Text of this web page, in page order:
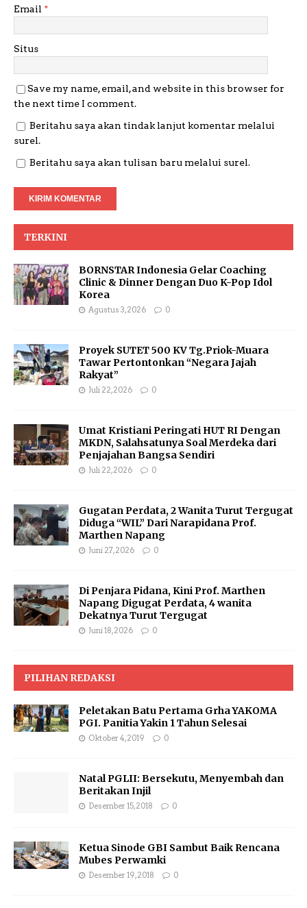
Email *
Situs
Save my name, email, and website in this browser for
the next time I comment.
Beritahu saya akan tindak lanjut komentar melalui
surel.
Beritahu saya akan tulisan baru melalui surel.
TERKINI
BORNSTAR Indonesia Gelar Coaching
Clinic & Dinner Dengan Duo K-Pop Idol
Korea
Agustus 3, 2026 0
Proyek SUTET 500 KV Tg.Priok-Muara
Tawar Pertontonkan “Negara Jajah
Rakyat”
Juli 22, 2026 0
Umat Kristiani Peringati HUT RI Dengan
MKDN, Salahsatunya Soal Merdeka dari
Penjajahan Bangsa Sendiri
Juli 22, 2026 0
Gugatan Perdata, 2 Wanita Turut Tergugat
Diduga “WIL” Dari Narapidana Prof.
Marthen Napang
Juni 27, 2026 0
Di Penjara Pidana, Kini Prof. Marthen
Napang Digugat Perdata, 4 wanita
Dekatnya Turut Tergugat
Juni 18, 2026 0
PILIHAN REDAKSI
Peletakan Batu Pertama Grha YAKOMA
PGI. Panitia Yakin 1 Tahun Selesai
Oktober 4, 2019 0
Natal PGLII: Bersekutu, Menyembah dan
Beritakan Injil
Desember 15, 2018 0
Ketua Sinode GBI Sambut Baik Rencana
Mubes Perwamki
Desember 19, 2018 0